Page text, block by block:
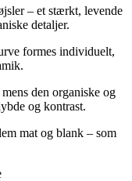
– et stærkt, levende
detaljer.
formes individuelt,
den organiske og
og kontrast.
mat og blank – som